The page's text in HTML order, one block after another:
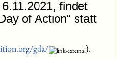
findet
of Action“ statt
gda/
).